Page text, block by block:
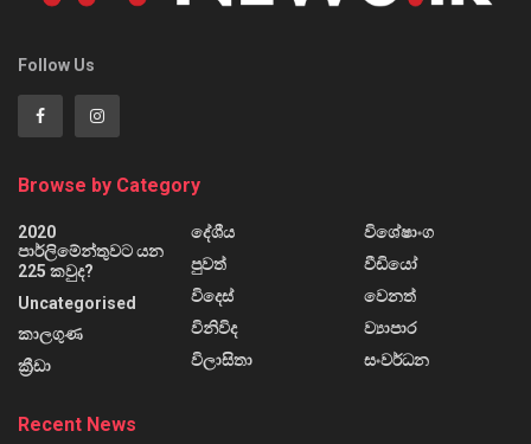
Follow Us
Browse by Category
2020
පාර්ලිමේන්තුවට යන
225 කවුද?
Uncategorised
කාලගුණ
ක්‍රීඩා
දේශීය
පුවත්
විදෙස්
විනිවිද
විලාසිතා
විශේෂාංග
වීඩියෝ
වෙනත්
ව්‍යාපාර
සංවර්ධන
Recent News